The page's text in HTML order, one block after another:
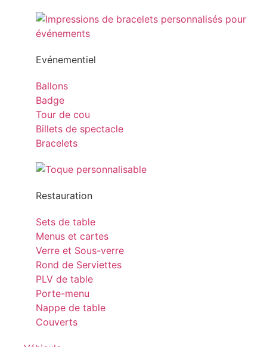
Evénementiel
Ballons
Badge
Tour de cou
Billets de spectacle
Bracelets
Restauration
Sets de table
Menus et cartes
Verre et Sous-verre
Rond de Serviettes
PLV de table
Porte-menu
Nappe de table
Couverts